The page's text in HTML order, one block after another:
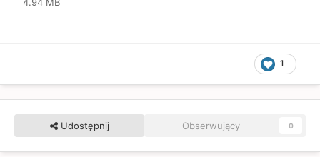
4.94 MB
1
Udostępnij Obserwujący 0